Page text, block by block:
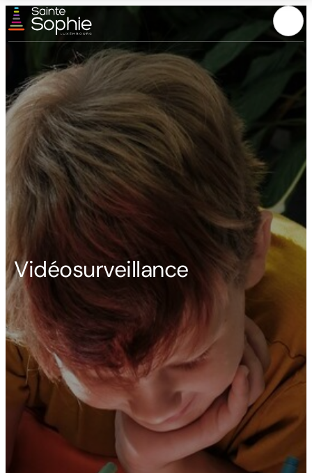
Menu
Vidéosurveillance